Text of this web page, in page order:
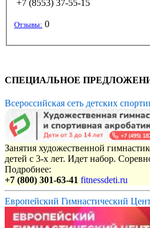
+7 (8553) 37-55-15
Отзывы: 0
СПЕЦИАЛЬНОЕ
Всероссийская сеть детских
Занятия художественной
детей с 3-х лет. Идет набор.
Подробнее:
+7 (800) 301-63-41 fitnessdeti.ru
Европейский Гимнастический